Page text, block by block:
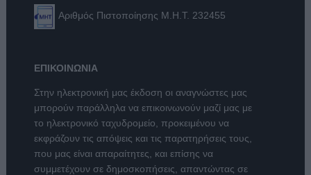
Αριθμός Πιστοποίησης Μ.Η.Τ. 232455
ΕΠΙΚΟΙΝΩΝΙΑ
Στην ηλεκτρονική μας έκδοση οι αναγνώστες μας
μπορούν παράλληλα να επικοινωνούν μαζί μας με
το ηλεκτρονικό ταχυδρομείο, προκειμένου να
εκφράζουν τις απόψεις και τις παρατηρήσεις τους,
που μας είναι απαραίτητες, και επίσης να
συμμετέχουν σε δημοσκοπήσεις, απαντώντας σε